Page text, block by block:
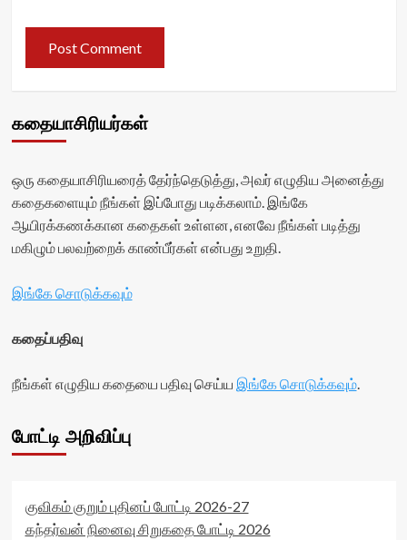
கதையாசிரியர்கள்
ஒரு கதையாசிரியரைத் தேர்ந்தெடுத்து, அவர் எழுதிய அனைத்து
கதைகளையும் நீங்கள் இப்போது படிக்கலாம். இங்கே
ஆயிரக்கணக்கான கதைகள் உள்ளன, எனவே நீங்கள் படித்து
மகிழும் பலவற்றைக் காண்பீர்கள் என்பது உறுதி.
இங்கே சொடுக்கவும்
கதைப்பதிவு
நீங்கள் எழுதிய கதையை பதிவு செய்ய இங்கே சொடுக்கவும்.
போட்டி அறிவிப்பு
குவிகம் குறும் புதினப் போட்டி 2026-27
கந்தர்வன் நினைவு சிறுகதை போட்டி 2026